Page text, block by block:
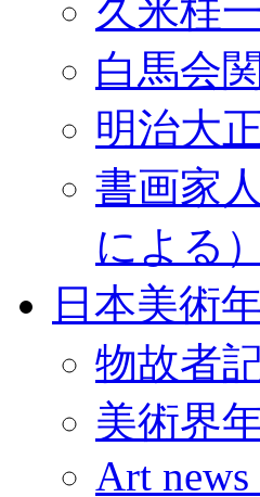
久米桂
白馬会
明治大
書画家
による）
日本美術
物故者
美術界
Art news